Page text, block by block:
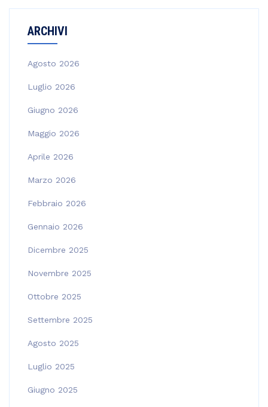
ARCHIVI
Agosto 2026
Luglio 2026
Giugno 2026
Maggio 2026
Aprile 2026
Marzo 2026
Febbraio 2026
Gennaio 2026
Dicembre 2025
Novembre 2025
Ottobre 2025
Settembre 2025
Agosto 2025
Luglio 2025
Giugno 2025